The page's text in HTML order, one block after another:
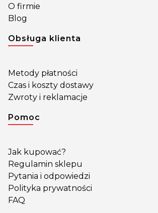
O firmie
Blog
Obsługa klienta
Metody płatności
Czas i koszty dostawy
Zwroty i reklamacje
Pomoc
Jak kupować?
Regulamin sklepu
Pytania i odpowiedzi
Polityka prywatności
FAQ